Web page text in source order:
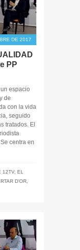
DE 2017
PP
espacio
de
con la vida
seguido
tratados. El
centra en
12TV, EL
D'OR